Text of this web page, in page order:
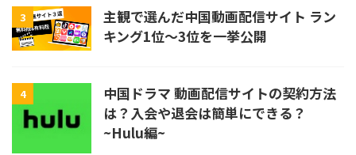
3
主観で選んだ中国動画配信サイト ラン
キング1位〜3位を一挙公開
4
中国ドラマ 動画配信サイトの契約方法
は？入会や退会は簡単にできる？
~Hulu編~